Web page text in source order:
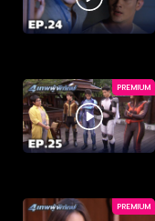
PREMIUM
PREMIUM